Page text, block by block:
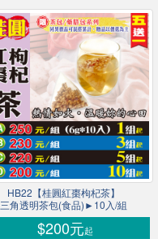
HB22【桂圓紅棗枸杞茶】
三角透明茶包(食品)►10入/組
$200元起